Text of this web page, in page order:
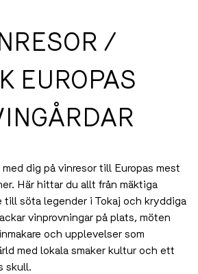
/
EUROPAS
dig på vinresor till Europas
Här hittar du allt från
till söta legender i Tokaj
Vi snackar vinprovningar på
vinmakare och
vinets värld med lokala
glas till för säkerhets skull.